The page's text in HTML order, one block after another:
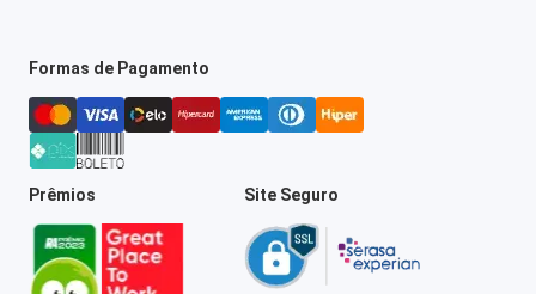
Formas de Pagamento
Prêmios Site Seguro